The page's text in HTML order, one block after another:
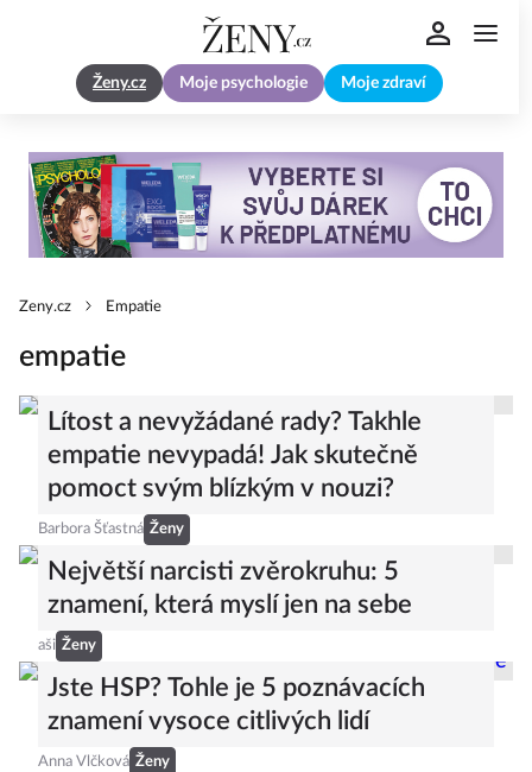
Ženy.cz Moje psychologie Moje zdraví
Zeny.cz Empatie
empatie
Lítost a nevyžádané rady? Takhle
empatie nevypadá! Jak skutečně
pomoct svým blízkým v nouzi?
Barbora Šťastná Ženy
Největší narcisti zvěrokruhu: 5
znamení, která myslí jen na sebe
aši Ženy
Jste HSP? Tohle je 5 poznávacích
znamení vysoce citlivých lidí
Anna Vlčková Ženy